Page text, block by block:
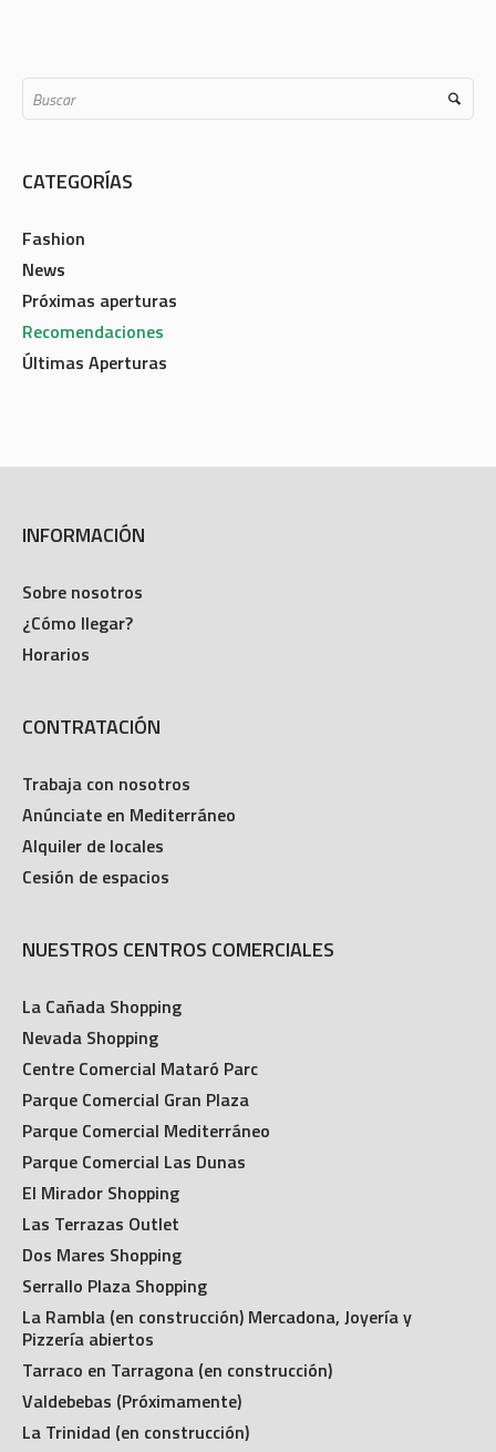
CATEGORÍAS
Fashion
News
Próximas aperturas
Recomendaciones
Últimas Aperturas
INFORMACIÓN
Sobre nosotros
¿Cómo llegar?
Horarios
CONTRATACIÓN
Trabaja con nosotros
Anúnciate en Mediterráneo
Alquiler de locales
Cesión de espacios
NUESTROS CENTROS COMERCIALES
La Cañada Shopping
Nevada Shopping
Centre Comercial Mataró Parc
Parque Comercial Gran Plaza
Parque Comercial Mediterráneo
Parque Comercial Las Dunas
El Mirador Shopping
Las Terrazas Outlet
Dos Mares Shopping
Serrallo Plaza Shopping
La Rambla (en construcción) Mercadona, Joyería y
Pizzería abiertos
Tarraco en Tarragona (en construcción)
Valdebebas (Próximamente)
La Trinidad (en construcción)